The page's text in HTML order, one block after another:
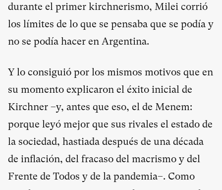
durante el primer kirchnerismo, Milei corrió
los límites de lo que se pensaba que se podía y
no se podía hacer en Argentina.
Y lo consiguió por los mismos motivos que en
su momento explicaron el éxito inicial de
Kirchner –y, antes que eso, el de Menem:
porque leyó mejor que sus rivales el estado de
la sociedad, hastiada después de una década
de inflación, del fracaso del macrismo y del
Frente de Todos y de la pandemia–. Como